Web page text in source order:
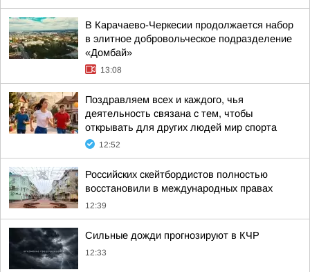
В Карачаево-Черкесии продолжается набор
в элитное добровольческое подразделение
«Домбай»
13:08
Поздравляем всех и каждого, чья
деятельность связана с тем, чтобы
открывать для других людей мир спорта
12:52
Российских скейтбордистов полностью
восстановили в международных правах
12:39
Сильные дожди прогнозируют в КЧР
12:33